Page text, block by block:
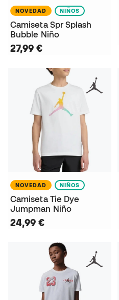
NOVEDAD NIÑOS
Camiseta Spr Splash
Bubble Niño
27,99 €
NOVEDAD NIÑOS
Camiseta Tie Dye
Jumpman Niño
24,99 €